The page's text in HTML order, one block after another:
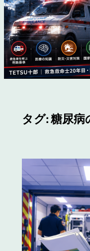
タグ:糖尿病